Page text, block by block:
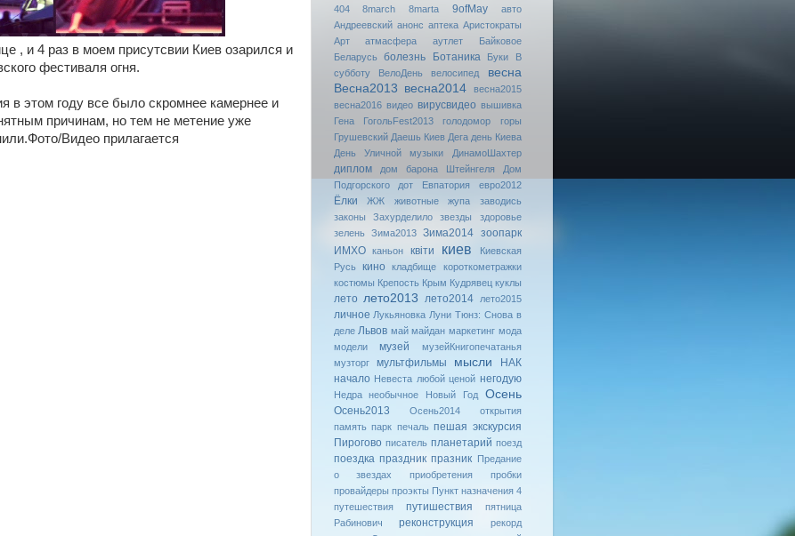
, и 4 раз в моем присутсвии Киев озарился и
фестиваля огня.
в этом году все было скромнее камернее и
причинам, но тем не метение уже
Видео прилагается
404
8march 8marta 9ofMay
авто
Андреевский анонс аптека Аристократы
Арт
атмасфера аутлет
Байковое
Беларусь
болезнь Ботаника Буки
В
субботу
ВелоДень велосипед
весна
Весна2013 весна2014
весна2015
весна2016 видео вирусвидео вышивка
Гена
ГогольFest2013 голодомор
горы
Грушевский Даешь Киев Дега день Киева
День Уличной музыки
ДинамоШахтер
диплом дом барона Штейнгеля
Дом
Подгорского
дот Евпатория евро2012
Ёлки ЖЖ животные жупа
заводись
законы
Захурделило звезды
здоровье
зелень
Зима2013 Зима2014 зоопарк
ИМХО
каньон квiти киев
Киевская
Русь
кино кладбище
короткометражки
костюмы Крепость Крым Кудрявец куклы
лето лето2013 лето2014 лето2015
личное Лукьяновка Луни Тюнз: Снова в
деле Львов май майдан маркетинг мода
модели
музей
музейКнигопечатанья
музторг
мультфильмы мысли
НАК
начало Невеста любой ценой негодую
Недра необычное Новый Год Осень
Осень2013 Осень2014
открытия
память парк печаль пешая экскурсия
Пирогово писатель планетарий поезд
поездка праздник празник Предание
о звездах
приобретения
пробки
провайдеры проэкты Пункт назначения 4
путешествия
путишествия
пятница
Рабинович
реконструкция
рекорд